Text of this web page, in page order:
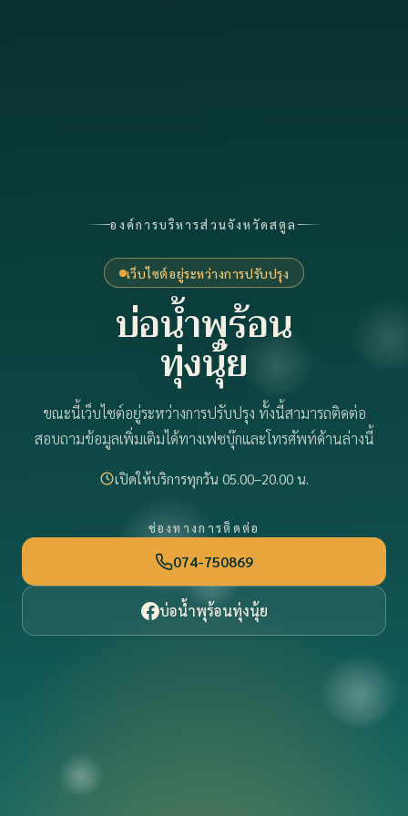
องค์การบริหารส่วนจังหวัดสตูล
เว็บไซต์อยู่ระหว่างการปรับปรุง
บ่อน้ำพุร้อน
ทุ่งนุ้ย
ขณะนี้เว็บไซต์อยู่ระหว่างการปรับปรุง ทั้งนี้สามารถติดต่อ
สอบถามข้อมูลเพิ่มเติมได้ทางเฟซบุ๊กและโทรศัพท์ด้านล่างนี้
เปิดให้บริการทุกวัน 05.00–20.00 น.
ช่องทางการติดต่อ
074-750869
บ่อน้ำพุร้อนทุ่งนุ้ย